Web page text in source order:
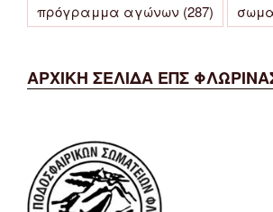
πρόγραμμα αγώνων (287)
ΑΡΧΙΚΗ ΣΕΛΙΔΑ ΕΠΣ